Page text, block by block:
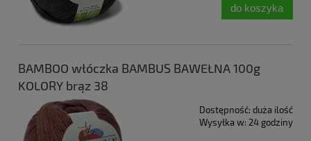
do koszyka
BAMBOO włóczka BAMBUS BAWEŁNA 100g
KOLORY brąz 38
Dostępność: duża ilość
Wysyłka w: 24 godziny